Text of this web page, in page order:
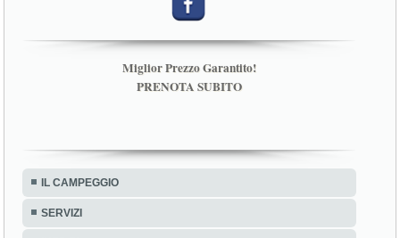
Miglior Prezzo Garantito!
PRENOTA SUBITO
IL CAMPEGGIO
SERVIZI